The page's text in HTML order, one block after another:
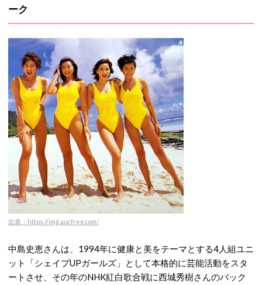
ーク
出典：https://img.aucfree.com/
中島史恵さんは、1994年に健康と美をテーマとする4人組ユニ
ット「シェイプUPガールズ」として本格的に芸能活動をスタ
ートさせ、その年のNHK紅白歌合戦に西城秀樹さんのバック